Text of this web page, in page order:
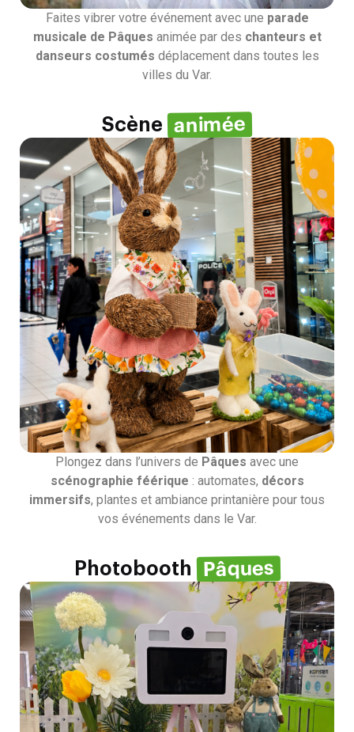
Faites vibrer votre événement avec une parade
musicale de Pâques animée par des chanteurs et
danseurs costumés déplacement dans toutes les
villes du Var.
Scène animée
Plongez dans l’univers de Pâques avec une
scénographie féérique : automates, décors
immersifs, plantes et ambiance printanière pour tous
vos événements dans le Var.
Photobooth Pâques